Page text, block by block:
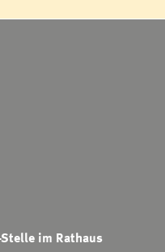
im Rathaus